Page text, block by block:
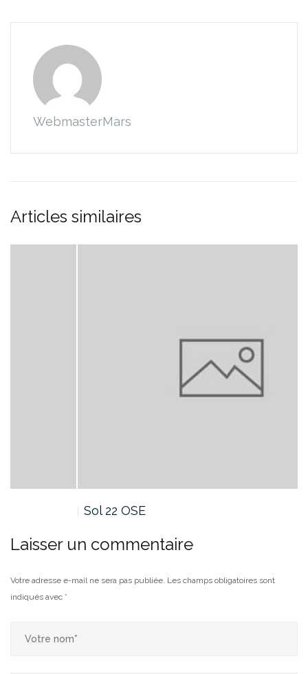
WebmasterMars
Articles similaires
Sol 22 OSE
Laisser un commentaire
Votre adresse e-mail ne sera pas publiée. Les champs obligatoires sont
indiqués avec *